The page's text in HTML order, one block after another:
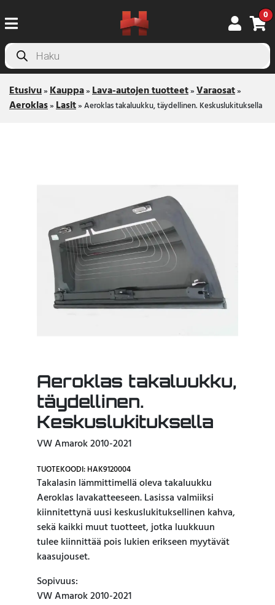
0
Products
search
Etusivu»Kauppa»Lava-autojen tuotteet»Varaosat»
Aeroklas»Lasit»Aeroklas takaluukku, täydellinen. Keskuslukituksella
Aeroklas takaluukku,
täydellinen.
Keskuslukituksella
VW Amarok 2010-2021
TUOTEKOODI: HAK9120004
Takalasin lämmittimellä oleva takaluukku
Aeroklas lavakatteeseen. Lasissa valmiiksi
kiinnitettynä uusi keskuslukituksellinen kahva,
sekä kaikki muut tuotteet, jotka luukkuun
tulee kiinnittää pois lukien erikseen myytävät
kaasujouset.
Sopivuus:
VW Amarok 2010-2021